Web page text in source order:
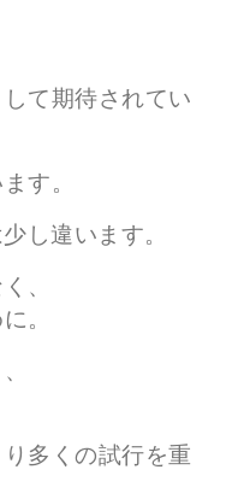
して期待されてい
す。
し違います。
、
。
多くの試行を重